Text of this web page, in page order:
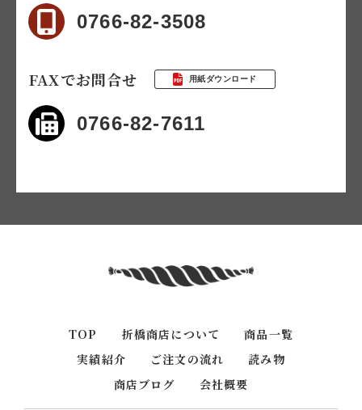
0766-82-3508
FAXでお問合せ 用紙ダウンロード
0766-82-7611
TOP 折橋商店について
商品一覧
実績紹介
ご注文の流れ
読み物
商店ブログ
会社概要